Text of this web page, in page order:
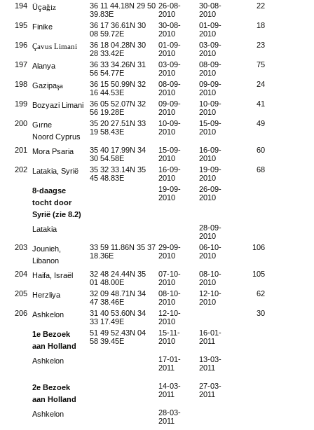
194 Üçağiz
36 11 44.18N 29 50
39.83E
26-08-
2010
30-08-
2010
22
195 Finike
36 17 36.61N 30
08 59.72E
30-08-
2010
01-09-
2010
18
196 Çavus Limani
36 18 04.28N 30
28 33.42E
01-09-
2010
03-09-
2010
23
197 Alanya
36 33 34.26N 31
56 54.77E
03-09-
2010
08-09-
2010
75
198 Gazipaşa
36 15 50.99N 32
16 44.53E
08-09-
2010
09-09-
2010
24
199 Bozyazi Limani
36 05 52.07N 32
56 19.28E
09-09-
2010
10-09-
2010
41
200 Gırne
Noord Cyprus
35 20 27.51N 33
19 58.43E
10-09-
2010
15-09-
2010
49
201 Mora Psaria
35 40 17.99N 34
30 54.58E
15-09-
2010
16-09-
2010
60
202 Latakia, Syrië
35 32 33.14N 35
45 48.83E
16-09-
2010
19-09-
2010
68
8-daagse
tocht door
Syrië (zie 8.2)
19-09-
2010
26-09-
2010
Latakia
28-09-
2010
203 Jounieh,
Libanon
33 59 11.86N 35 37
18.36E
29-09-
2010
06-10-
2010
106
204 Haifa, Israël
32 48 24.44N 35
01 48.00E
07-10-
2010
08-10-
2010
105
205 Herzliya
32 09 48.71N 34
47 38.46E
08-10-
2010
12-10-
2010
62
206 Ashkelon
31 40 53.60N 34
33 17.49E
12-10-
2010
30
1e Bezoek
aan Holland
51 49 52.43N 04
58 39.45E
15-11-
2010
16-01-
2011
Ashkelon
17-01-
2011
13-03-
2011
2e Bezoek
aan Holland
14-03-
2011
27-03-
2011
Ashkelon
28-03-
2011